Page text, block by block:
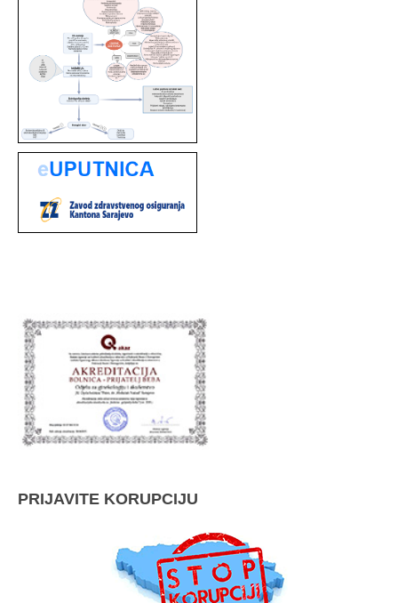
PRIJAVITE KORUPCIJU